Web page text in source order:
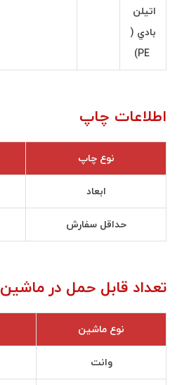
اتيلن
بادي (
PE)
اطلاعات چاپ
نوع چاپ
ابعاد
حداقل سفارش
تعداد قابل حمل در ماشين
نوع ماشین
وانت